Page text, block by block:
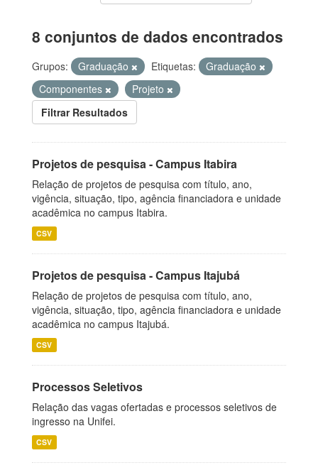
8 conjuntos de dados encontrados
Grupos: Graduação Etiquetas:
Graduação
Componentes
Projeto
Filtrar Resultados
Projetos de pesquisa - Campus Itabira
Relação de projetos de pesquisa com título, ano,
vigência, situação, tipo, agência financiadora e unidade
acadêmica no campus Itabira.
CSV
Projetos de pesquisa - Campus Itajubá
Relação de projetos de pesquisa com título, ano,
vigência, situação, tipo, agência financiadora e unidade
acadêmica no campus Itajubá.
CSV
Processos Seletivos
Relação das vagas ofertadas e processos seletivos de
ingresso na Unifei.
CSV